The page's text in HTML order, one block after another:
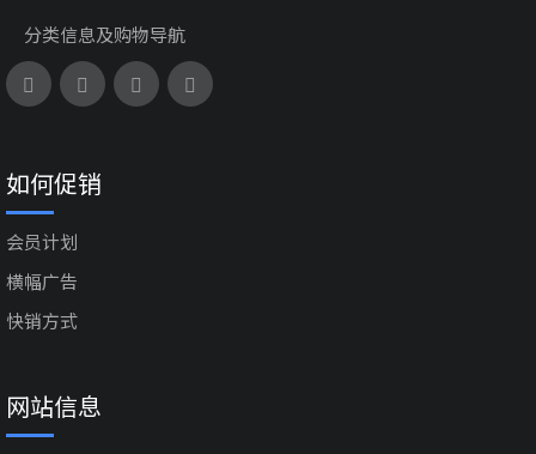
分类信息及购物导航
如何促销
会员计划
横幅广告
快销方式
网站信息